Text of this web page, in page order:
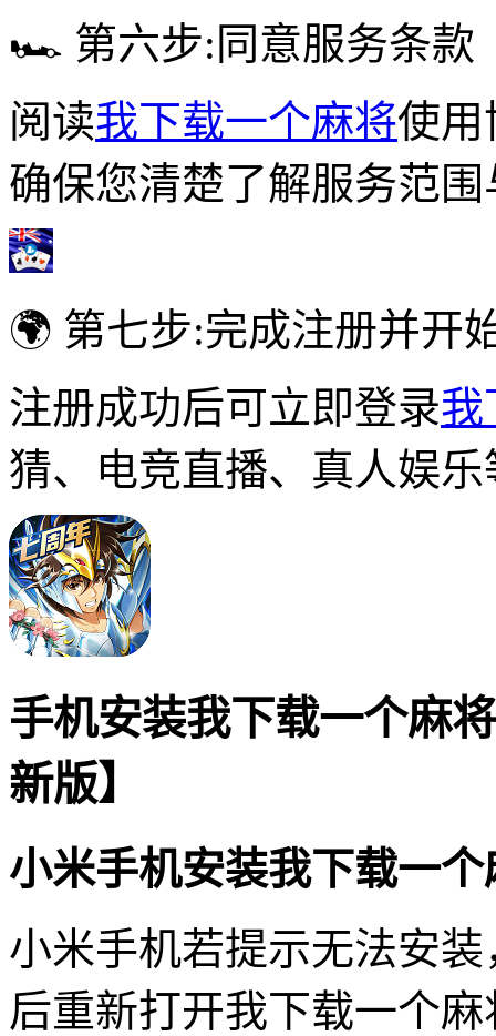
🏎 第六步:同意服务条款
阅读我下载一个麻将使用
确保您清楚了解服务范
🌍 第七步:完成注册并开
注册成功后可立即登录我
猜、电竞直播、真人娱
手机安装我下载一个麻
新版】
小米手机安装我下载一个
小米手机若提示无法安
后重新打开我下载一个